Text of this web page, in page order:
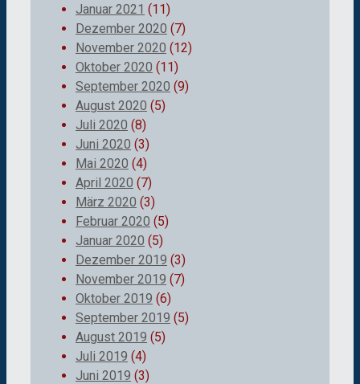
Januar 2021 (11)
Dezember 2020 (7)
November 2020 (12)
Oktober 2020 (11)
September 2020 (9)
August 2020 (5)
Juli 2020 (8)
Juni 2020 (3)
Mai 2020 (4)
April 2020 (7)
März 2020 (3)
Februar 2020 (5)
Januar 2020 (5)
Dezember 2019 (3)
November 2019 (7)
Oktober 2019 (6)
September 2019 (5)
August 2019 (5)
Juli 2019 (4)
Juni 2019 (3)